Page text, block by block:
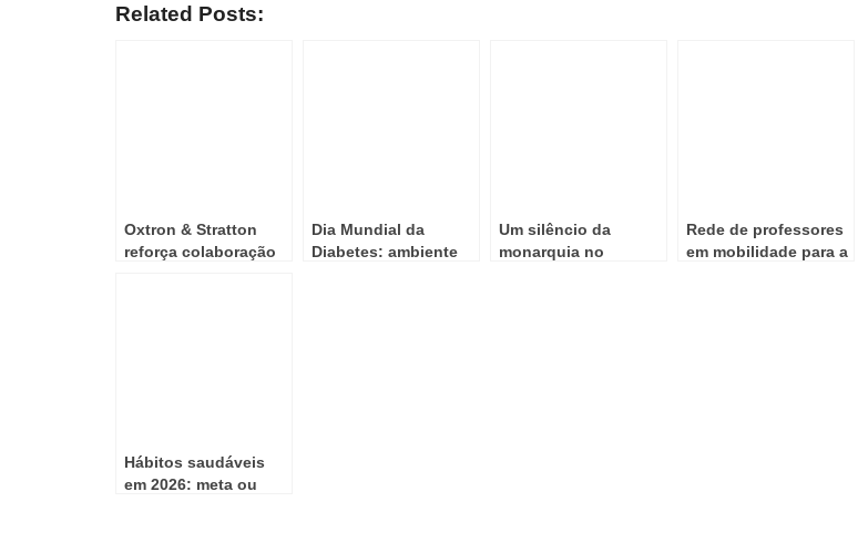
Related Posts:
Oxtron & Stratton
reforça colaboração
Dia Mundial da
Diabetes: ambiente
Um silêncio da
monarquia no
Rede de professores
em mobilidade para a
Hábitos saudáveis
em 2026: meta ou